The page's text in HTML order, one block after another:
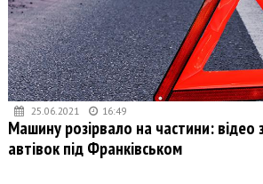
25.06.2021 16:49
Машину розірвало на частини: відео
автівок під Франківськом